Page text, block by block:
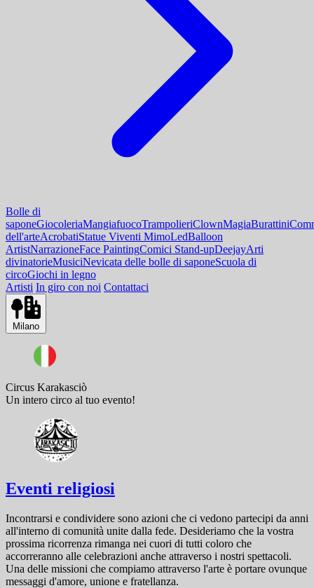
Bolle di
saponeGiocoleriaMangiafuocoTrampolieriClownMagiaBurattini
dell'arteAcrobatiStatue Viventi MimoLedBalloon
ArtistNarrazioneFace PaintingComici Stand-upDeejayArti
divinatorieMusiciNevicata delle bolle di saponeScuola di
circoGiochi in legno
Artisti In giro con noi Contattaci
Milano
Circus Karakasciò
Un intero circo al tuo evento!
Eventi religiosi
Incontrarsi e condividere sono azioni che ci vedono partecipi da anni
all'interno di comunità unite dalla fede. Desideriamo che la vostra
prossima ricorrenza rimanga nei cuori di tutti coloro che
accorreranno alle celebrazioni anche attraverso i nostri spettacoli.
Una delle missioni che compiamo attraverso l'arte è portare ovunque
messaggi d'amore, unione e fratellanza.